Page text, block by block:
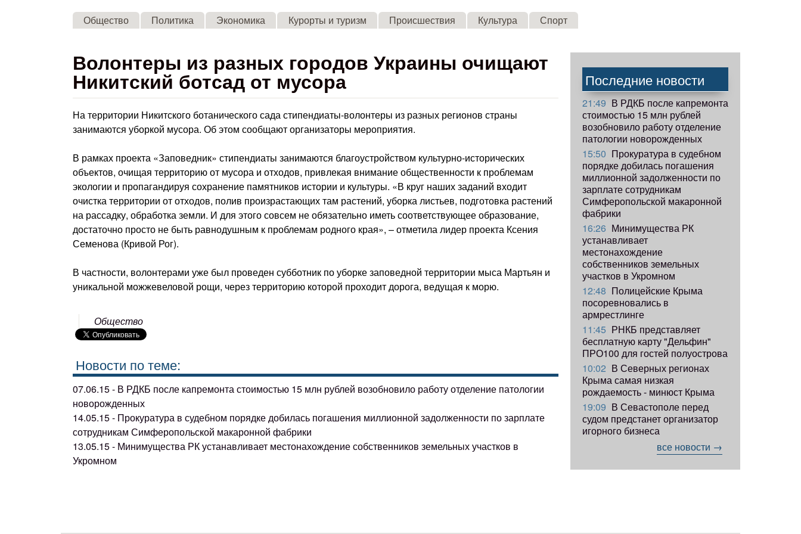
Skip to main content
Общество Политика Экономика Курорты и туризм Происшествия Культура Спорт
Волонтеры из разных городов Украины очищают
Никитский ботсад от мусора
На территории Никитского ботанического сада стипендиаты-волонтеры из разных регионов страны
занимаются уборкой мусора. Об этом сообщают организаторы мероприятия.
В рамках проекта «Заповедник» стипендиаты занимаются благоустройством культурно-исторических
объектов, очищая территорию от мусора и отходов, привлекая внимание общественности к проблемам
экологии и пропагандируя сохранение памятников истории и культуры. «В круг наших заданий входит
очистка территории от отходов, полив произрастающих там растений, уборка листьев, подготовка растений
на рассадку, обработка земли. И для этого совсем не обязательно иметь соответствующее образование,
достаточно просто не быть равнодушным к проблемам родного края», – отметила лидер проекта Ксения
Семенова (Кривой Рог).
В частности, волонтерами уже был проведен субботник по уборке заповедной территории мыса Мартьян и
уникальной можжевеловой рощи, через территорию которой проходит дорога, ведущая к морю.
Общество
Новости по теме:
07.06.15 - В РДКБ после капремонта стоимостью 15 млн рублей возобновило работу отделение патологии
новорожденных
14.05.15 - Прокуратура в судебном порядке добилась погашения миллионной задолженности по зарплате
сотрудникам Симферопольской макаронной фабрики
13.05.15 - Минимущества РК устанавливает местонахождение собственников земельных участков в
Укромном
Последние новости
21:49 В РДКБ после капремонта
стоимостью 15 млн рублей
возобновило работу отделение
патологии новорожденных
15:50 Прокуратура в судебном
порядке добилась погашения
миллионной задолженности по
зарплате сотрудникам
Симферопольской макаронной
фабрики
16:26 Минимущества РК
устанавливает
местонахождение
собственников земельных
участков в Укромном
12:48 Полицейские Крыма
посоревновались в
армрестлинге
11:45 РНКБ представляет
бесплатную карту "Дельфин"
ПРО100 для гостей полуострова
10:02 В Северных регионах
Крыма самая низкая
рождаемость - минюст Крыма
19:09 В Севастополе перед
судом предстанет организатор
игорного бизнеса
все новости →